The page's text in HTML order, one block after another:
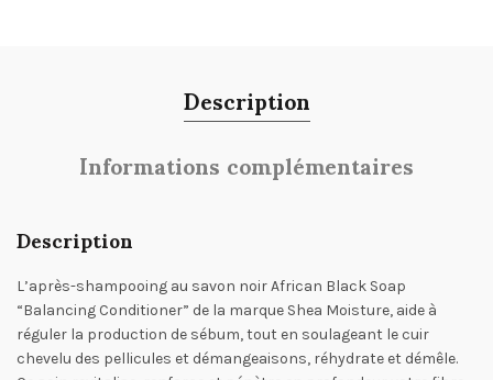
Description
Informations complémentaires
Description
L’après-shampooing au savon noir African Black Soap
“Balancing Conditioner” de la marque Shea Moisture, aide à
réguler la production de sébum, tout en soulageant le cuir
chevelu des pellicules et démangeaisons, réhydrate et démêle.